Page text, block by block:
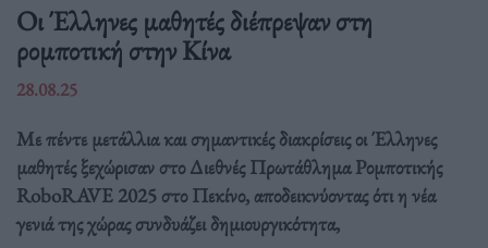
Οι Έλληνες μαθητές διέπρεψαν στη
ρομποτική στην Κίνα
28.08.25
Με πέντε μετάλλια και σημαντικές διακρίσεις οι Έλληνες
μαθητές ξεχώρισαν στο Διεθνές Πρωτάθλημα Ρομποτικής
RoboRAVE 2025 στο Πεκίνο, αποδεικνύοντας ότι η νέα
γενιά της χώρας συνδυάζει δημιουργικότητα,